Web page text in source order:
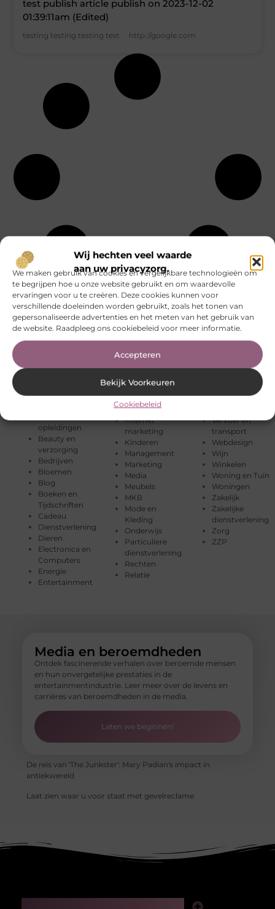
Wij hechten veel waarde
aan uw privacyzorg.
We maken gebruik van cookies en vergelijkbare technologieën om
te begrijpen hoe u onze website gebruikt en om waardevolle
ervaringen voor u te creëren. Deze cookies kunnen voor
verschillende doeleinden worden gebruikt, zoals het tonen van
gepersonaliseerde advertenties en het meten van het gebruik van
de website. Raadpleeg ons cookiebeleid voor meer informatie.
Accepteren
Bekijk Voorkeuren
Cookiebeleid
test publish article publish on 2023-12-02
01:39:11am (Edited)
testing testing testing test http://google.com
Alle
onderwerpen
Auto’s en
opleidingen
Beauty en
verzorging
Bedrijven
Bloemen
Blog
Boeken en
Tijdschriften
Cadeau
Dienstverlening
Dieren
Electronica en
Computers
Energie
Entertainment
Eten en drinken
Financieel
Gezondheid
Groothandel
Hobby en vrije
Huishoudelijk
Industrie
Internet
Internet
marketing
Kinderen
Management
Marketing
Media
Meubels
MKB
Mode en
Kleding
Onderwijs
Particuliere
dienstverlening
Rechten
Relatie
Sport
Startpaginas
Telefonie
Testing
Vakantie
Vervoer en
transport
Webdesign
Wijn
Winkelen
Woning en Tuin
Woningen
Zakelijk
Zakelijke
dienstverlening
Zorg
ZZP
Media en beroemdheden
Ontdek fascinerende verhalen over beroemde mensen
en hun onvergetelijke prestaties in de
entertainmentindustrie. Leer meer over de levens en
carrières van beroemdheden in de media.
Laten we beginnen!
De reis van 'The Junkster': Mary Padian's impact in
antiekwereld
Laat zien waar u voor staat met gevelreclame